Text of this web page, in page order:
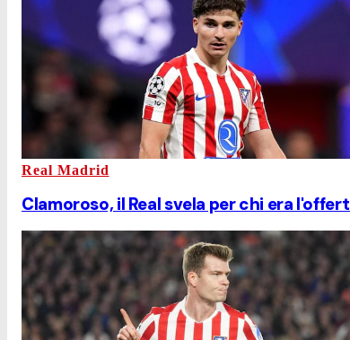
Real Madrid
Clamoroso, il Real svela per chi era